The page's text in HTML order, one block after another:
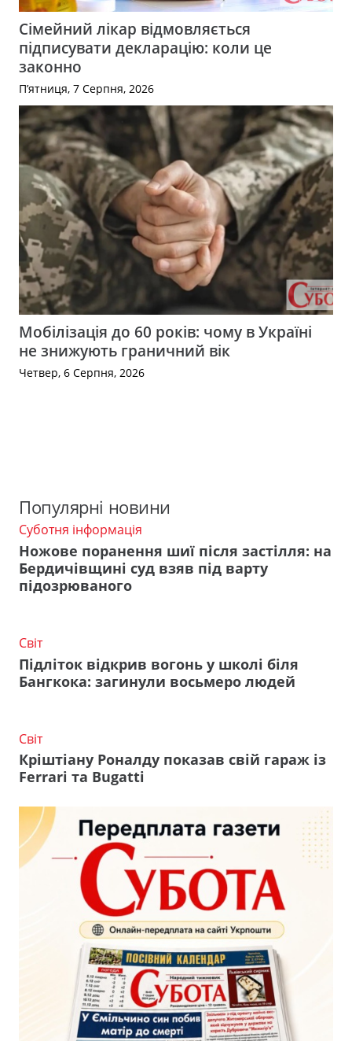
Сімейний лікар відмовляється
підписувати декларацію: коли це
законно
П’ятниця, 7 Серпня, 2026
Мобілізація до 60 років: чому в Україні
не знижують граничний вік
Четвер, 6 Серпня, 2026
Популярні новини
Суботня інформація
Ножове поранення шиї після застілля: на
Бердичівщині суд взяв під варту
підозрюваного
Світ
Підліток відкрив вогонь у школі біля
Бангкока: загинули восьмеро людей
Світ
Кріштіану Роналду показав свій гараж із
Ferrari та Bugatti